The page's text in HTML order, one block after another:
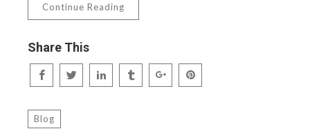
Continue Reading
Share This
Blog